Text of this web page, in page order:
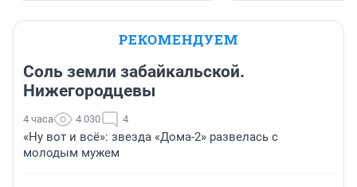
РЕКОМЕНДУЕМ
Соль земли забайкальской.
Нижегородцевы
4 часа 4 030 4
«Ну вот и всё»: звезда «Дома-2» развелась с
молодым мужем